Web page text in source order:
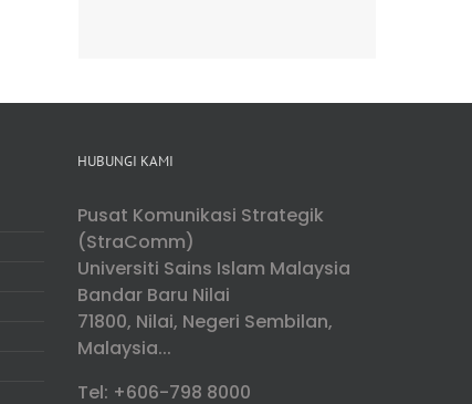
HUBUNGI KAMI
Pusat Komunikasi Strategik
(StraComm)
Universiti Sains Islam Malaysia
Bandar Baru Nilai
71800, Nilai, Negeri Sembilan,
Malaysia...
Tel: +606-798 8000